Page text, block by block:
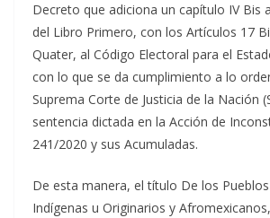
Decreto que adiciona un capítulo IV Bis
del Libro Primero, con los Artículos 17
Quater, al Código Electoral para el
con lo que se da cumplimiento a lo
Suprema Corte de Justicia de la Nación
sentencia dictada en la Acción de
241/2020 y sus Acumuladas.
De esta manera, el título De los
Indígenas u Originarios y